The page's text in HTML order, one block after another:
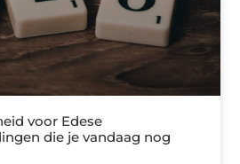
voor Edese
die je vandaag nog